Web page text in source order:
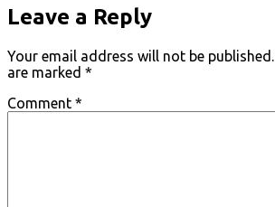
Leave a Reply
Your email address will not be published.
are marked *
Comment *